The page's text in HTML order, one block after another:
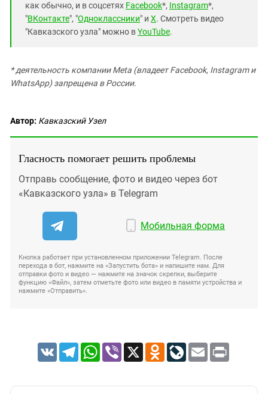
как обычно, и в соцсетях Facebook*, Instagram*,
"ВКонтакте", "Одноклассники" и X. Смотреть видео
"Кавказского узла" можно вYouTube.
* деятельность компании Meta (владеет Facebook, Instagram и
WhatsApp) запрещена в России.
Автор: Кавказский Узел
Гласность помогает решить проблемы
Отправь сообщение, фото и видео через бот
«Кавказского узла» в Telegram
Мобильная форма
Кнопка работает при установленном приложении Telegram. После
перехода в бот, нажмите на «Запустить бота» и напишите нам. Для
отправки фото и видео — нажмите на значок скрепки, выберите
функцию «Файл», затем отметьте фото или видео в памяти устройства и
нажмите «Отправить».
VK TelegramWhatsApp
Viber X Odnoklassniki
LiveJournal
Email Print